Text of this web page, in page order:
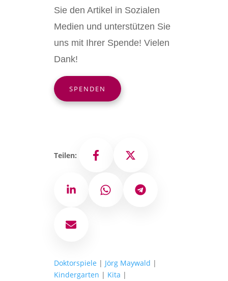
Sie den Artikel in Sozialen
Medien und unterstützen Sie
uns mit Ihrer Spende! Vielen
Dank!
SPENDEN
Teilen: Facebook X
LinkedIn WhatsAppTelegram
E-Mail
Doktorspiele | Jörg Maywald |
Kindergarten | Kita |